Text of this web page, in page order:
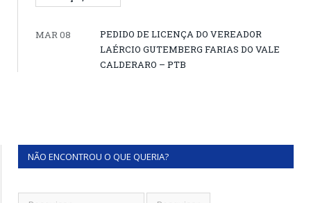
MAR 08
PEDIDO DE LICENÇA DO VEREADOR
LAÉRCIO GUTEMBERG FARIAS DO VALE
CALDERARO – PTB
NÃO ENCONTROU O QUE QUERIA?